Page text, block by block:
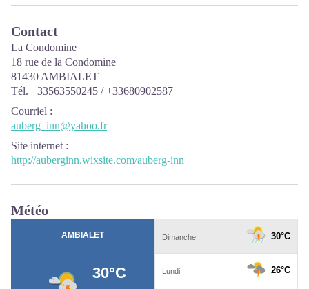
Contact
La Condomine
18 rue de la Condomine
81430 AMBIALET
Tél. +33563550245 / +33680902587
Courriel :
auberg_inn@yahoo.fr
Site internet :
http://auberginn.wixsite.com/auberg-inn
Météo